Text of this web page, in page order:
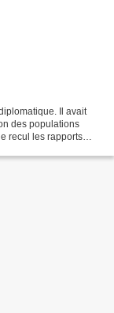
Il avait
des populations
recul les rapports